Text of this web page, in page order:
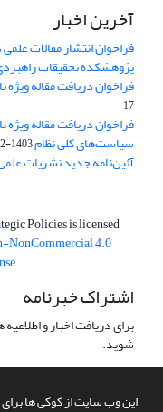
این وب سایت از کوکی ها برای
آخرین اخبار
فراخوان انتشار مقالات
پژوهشکده تحقیقات
فراخوان دریافت مقاله ویژه
17
فراخوان دریافت مقاله
سیاست‌های کلی نظام1403-02-23
آئین‌نامه جدید نشریات
Policies is licensed
NonCommercial 4.0
اشتراک خبرنامه
برای دریافت اخبار و
شوید.